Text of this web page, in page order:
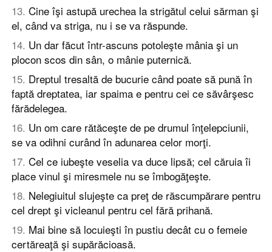
13. Cine îşi astupă urechea la strigătul celui sărman şi
el, când va striga, nu i se va răspunde.
14. Un dar făcut într-ascuns potoleşte mânia şi un
plocon scos din sân, o mânie puternică.
15. Dreptul tresaltă de bucurie când poate să pună în
faptă dreptatea, iar spaima e pentru cei ce săvârşesc
fărădelegea.
16. Un om care rătăceşte de pe drumul înţelepciunii,
se va odihni curând în adunarea celor morţi.
17. Cel ce iubeşte veselia va duce lipsă; cel căruia îi
place vinul şi miresmele nu se îmbogăţeşte.
18. Nelegiuitul slujeşte ca preţ de răscumpărare pentru
cel drept şi vicleanul pentru cel fără prihană.
19. Mai bine să locuieşti în pustiu decât cu o femeie
certăreaţă şi supărăcioasă.